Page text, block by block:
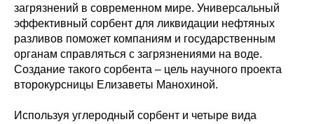
загрязнений в современном мире. Универсальный
эффективный сорбент для ликвидации нефтяных
разливов поможет компаниям и государственным
органам справляться с загрязнениями на воде.
Создание такого сорбента – цель научного проекта
второкурсницы Елизаветы Манохиной.
Используя углеродный сорбент и четыре вида